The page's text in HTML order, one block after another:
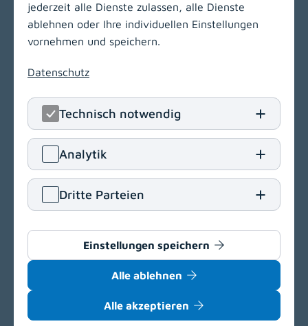
KABEG Management
Kraßniggstraße 15
9020 Klagenfurt am Wörthersee
T+43 463 55212
Eoffice[at]kabeg.at
Navigation
(opens in a new window)
Vergabeportal
(opens in a new window)
Einkaufsbedingungen
Barrierefreiheit
Datenschutz
Impressum
Cookie-Einstellungen
(opens in a new window)
jederzeit alle Dienste zulassen, alle Dienste
ablehnen oder Ihre individuellen Einstellungen
vornehmen und speichern.
Datenschutz
Technisch notwendig
Analytik
Dritte Parteien
Einstellungen speichern
Alle ablehnen
Alle akzeptieren